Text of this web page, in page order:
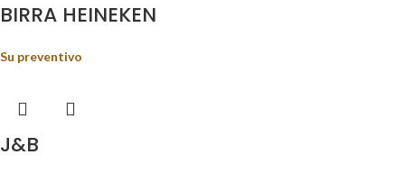
BIRRA HEINEKEN
Su preventivo
J&B